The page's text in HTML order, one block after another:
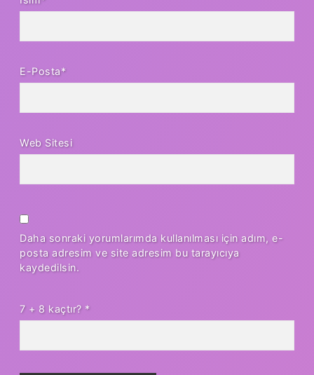
E-Posta*
Web Sitesi
Daha sonraki yorumlarımda kullanılması için adım, e-
posta adresim ve site adresim bu tarayıcıya
kaydedilsin.
7 + 8 kaçtır? *